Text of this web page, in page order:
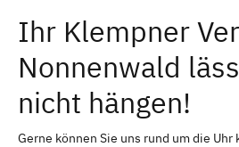
Ihr Klempner
Nonnenwald
nicht hängen!
Gerne können Sie uns rund um die